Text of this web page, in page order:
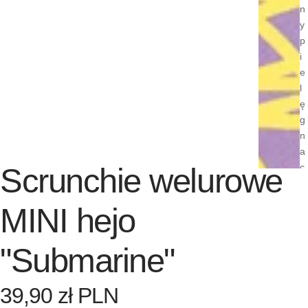
n
y
p
i
e
l
ę
g
n
a
c
Scrunchie welurowe
MINI hejo
"Submarine"
39,90 zł PLN